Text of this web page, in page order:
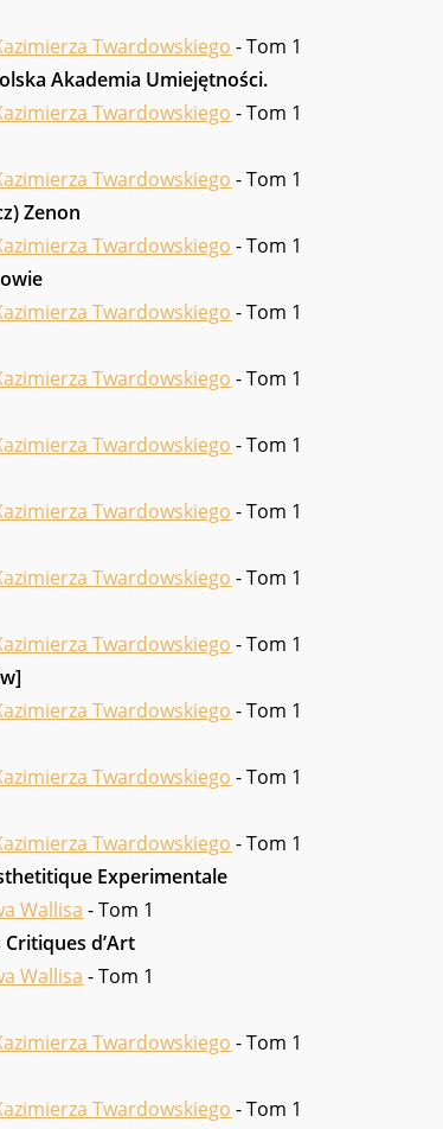
Twardowskiego - Tom 1
Akademia Umiejętności.
Twardowskiego - Tom 1
Twardowskiego - Tom 1
Zenon
Twardowskiego - Tom 1
Twardowskiego - Tom 1
Twardowskiego - Tom 1
Twardowskiego - Tom 1
Twardowskiego - Tom 1
Twardowskiego - Tom 1
Twardowskiego - Tom 1
Twardowskiego - Tom 1
Twardowskiego - Tom 1
Twardowskiego - Tom 1
Experimentale
Wallisa - Tom 1
d’Art
Wallisa - Tom 1
Twardowskiego - Tom 1
Twardowskiego - Tom 1